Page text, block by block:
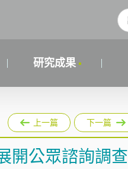
研究成果
上一篇 下一篇
開公眾諮詢調查